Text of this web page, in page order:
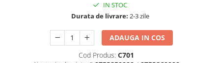
IN STOC
Durata de livrare: 2-3 zile
ADAUGA IN COS
Cod Produs: C701